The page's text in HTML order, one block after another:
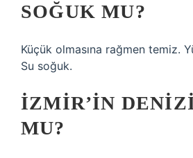
SOĞUK MU?
Küçük olmasına rağmen temiz.
Su soğuk.
İZMIR’IN
MU?